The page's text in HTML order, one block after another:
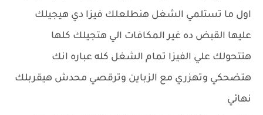
اول ما تستلمي الشغل هنطلعلك فيزا دي هيجيلك
عليها القبض ده غير المكافات الي هتجيلك كلها
هتتحولك علي الفيزا تمام الشغل كله عباره انك
هتضحكي وتهزري مع الزباين وترقصي محدش هيقربلك
نهائي